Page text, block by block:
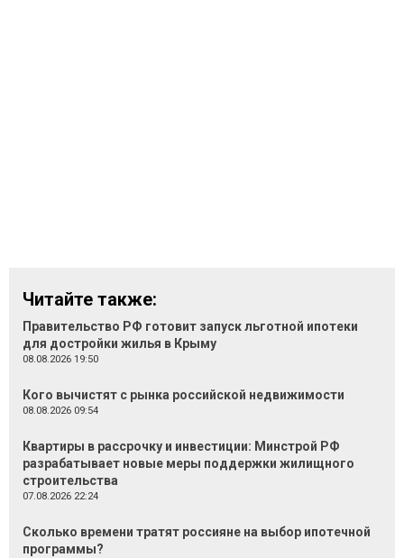
Читайте также:
Правительство РФ готовит запуск льготной ипотеки
для достройки жилья в Крыму
08.08.2026 19:50
Кого вычистят с рынка российской недвижимости
08.08.2026 09:54
Квартиры в рассрочку и инвестиции: Минстрой РФ
разрабатывает новые меры поддержки жилищного
строительства
07.08.2026 22:24
Сколько времени тратят россияне на выбор ипотечной
программы?